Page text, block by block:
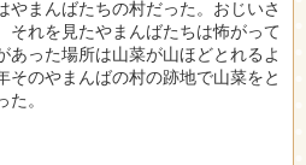
やまんばたちの村だった。おじいさ
それを見たやまんばたちは怖がって
あった場所は山菜が山ほどとれるよ
そのやまんばの村の跡地で山菜をと
。